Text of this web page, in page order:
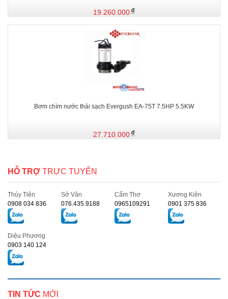
19.260.000
Bơm chìm nước thải sạch Evergush EA-75T 7.5HP 5.5KW
27.710.000
HỖ TRỢ TRỰC TUYẾN
Thủy Tiên
0908 034 836
Sở Vân
076.435.9188
Cẩm Thơ
0965109291
Xương Kiên
0901 375 836
Diệu Phương
0903 140 124
TIN TỨC MỚI